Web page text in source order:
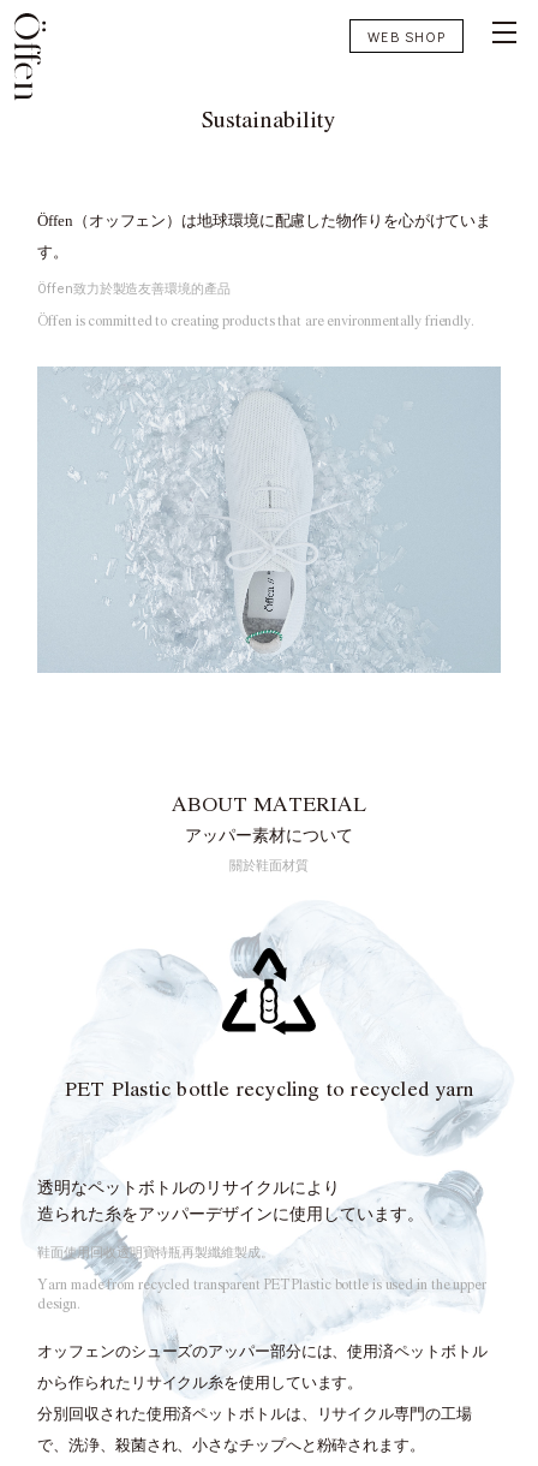
WEB SHOP
Sustainability
Öffen（オッフェン）は地球環境に配慮した物作りを心がけていま
す。
Öffen致力於製造友善環境的產品
Öffen is committed to creating products that are environmentally friendly.
ABOUT MATERIAL
アッパー素材について
關於鞋面材質
PET Plastic bottle recycling to recycled yarn
透明なペットボトルのリサイクルにより
造られた糸をアッパーデザインに使用しています。
鞋面使用回收透明寶特瓶再製纖維製成。
Yarn made from recycled transparent PET Plastic bottle is used in the upper
design.
オッフェンのシューズのアッパー部分には、使用済ペットボトル
から作られたリサイクル糸を使用しています。
分別回収された使用済ペットボトルは、
リサイクル専門の工場
で、洗浄、殺菌され、小さなチップへと粉砕されます。